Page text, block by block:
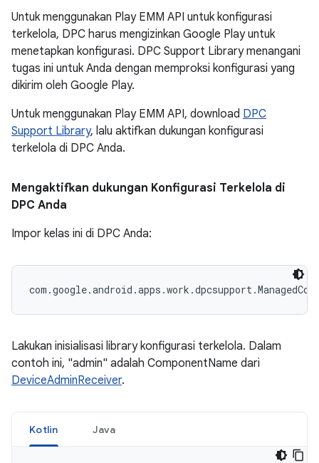
Untuk menggunakan Play EMM API untuk konfigurasi
terkelola, DPC harus mengizinkan Google Play untuk
menetapkan konfigurasi. DPC Support Library menangani
tugas ini untuk Anda dengan memproksi konfigurasi yang
dikirim oleh Google Play.
Untuk menggunakan Play EMM API, download DPC
Support Library, lalu aktifkan dukungan konfigurasi
terkelola di DPC Anda.
Mengaktifkan dukungan Konfigurasi Terkelola di
DPC Anda
Impor kelas ini di DPC Anda:
Lakukan inisialisasi library konfigurasi terkelola. Dalam
contoh ini, "admin" adalah ComponentName dari
DeviceAdminReceiver.
Kotlin Java